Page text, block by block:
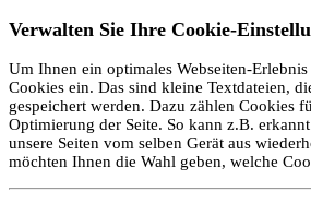
Verwalten Sie Ihre Cookie-
Um Ihnen ein optimales Webseiten-
Cookies ein. Das sind kleine Textdateien,
gespeichert werden. Dazu zählen Cookies
Optimierung der Seite. So kann z.B.
unsere Seiten vom selben Gerät aus
möchten Ihnen die Wahl geben, welche